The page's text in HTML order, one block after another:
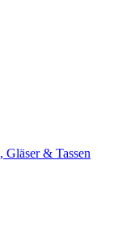
Gläser & Tassen